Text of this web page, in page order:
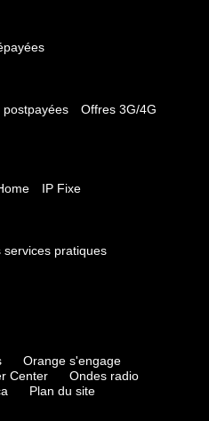
postpayées
Offres 3G/4G
IP Fixe
services pratiques
Orange s'engage
Center
Ondes radio
Plan du site